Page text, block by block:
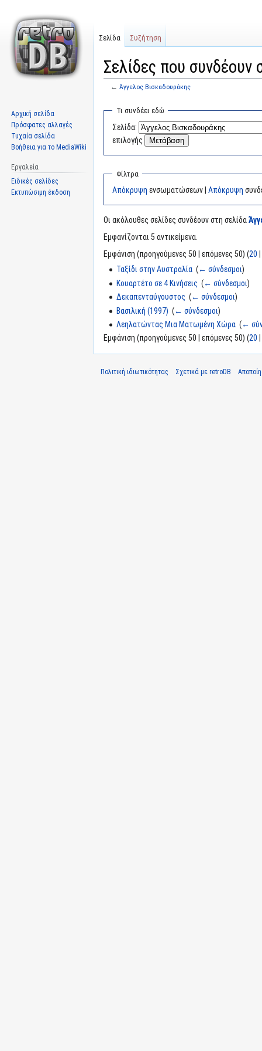
Σελίδες που συνδέουν
← Άγγελος Βισκαδουράκης
Μετάβαση
πλοήγηση
Πήδηση
αναζήτηση
Τι συνδέει εδώ
Σελίδα:
επιλογής
Φίλτρα
Απόκρυψη ενσωματώσεων | Απόκρυψη
Οι ακόλουθες σελίδες συνδέουν στη σελίδα
Εμφανίζονται 5 αντικείμενα.
Εμφάνιση (προηγούμενες 50 | επόμενες 50) (20
Ταξίδι στην Αυστραλία ‎(← σύνδεσμοι)
Κουαρτέτο σε 4 Κινήσεις ‎(← σύνδεσμοι)
Δεκαπενταύγουστος ‎(← σύνδεσμοι)
Βασιλική (1997) ‎(← σύνδεσμοι)
Λεηλατώντας Μια Ματωμένη Χώρα ‎(←
Εμφάνιση (προηγούμενες 50 | επόμενες 50) (20
Σελίδα Συζήτηση
Αρχική σελίδα
Πρόσφατες αλλαγές
Τυχαία σελίδα
Βοήθεια για το MediaWiki
Εργαλεία
Ειδικές σελίδες
Εκτυπώσιμη έκδοση
Πολιτική ιδιωτικότητας Σχετικά με retroDB